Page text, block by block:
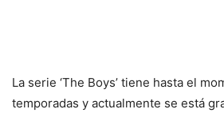
La serie ‘The Boys’ tiene hasta el
temporadas y actualmente se está